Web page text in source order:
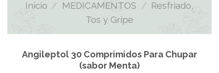
Inicio / MEDICAMENTOS / Resfriado,
Tos y Gripe
Angileptol 30 Comprimidos Para Chupar
(sabor Menta)